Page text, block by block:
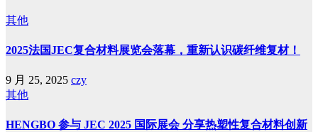
其他
2025法国JEC复合材料展览会落幕，重新认识碳纤维复材！
9 月 25, 2025 czy
其他
HENGBO 参与 JEC 2025 国际展会 分享热塑性复合材料创新